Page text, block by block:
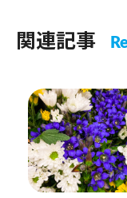
関連記事